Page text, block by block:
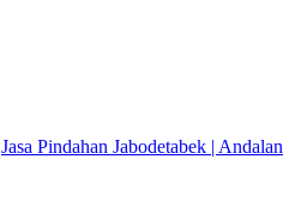
Jasa Pindahan Jabodetabek | Andalan